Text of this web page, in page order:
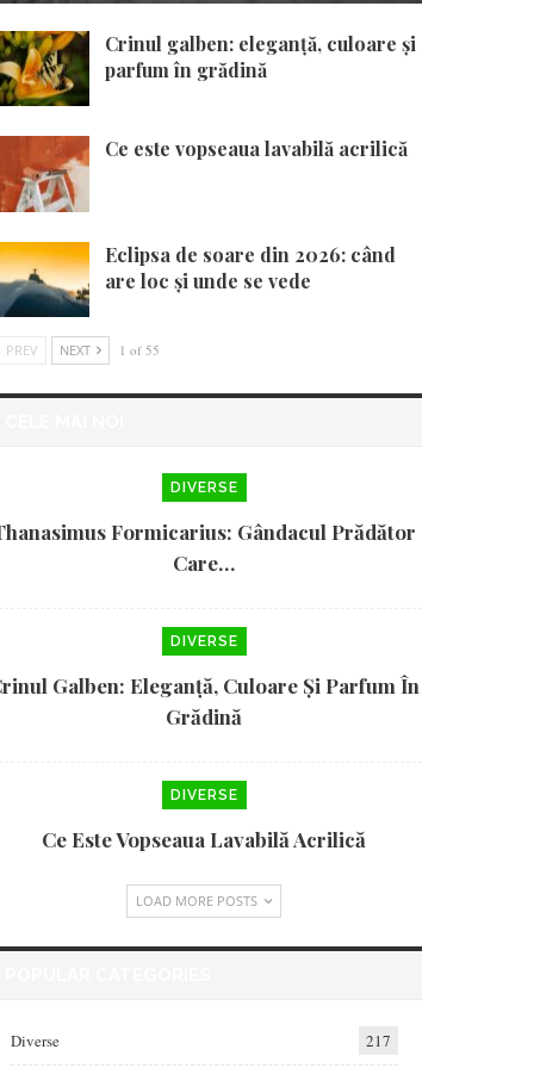
Crinul galben: eleganță, culoare și
parfum în grădină
Ce este vopseaua lavabilă acrilică
Eclipsa de soare din 2026: când
are loc și unde se vede
PREV NEXT 1 of 55
DIVERSE
Formicarius: Gândacul Prădător
Care…
DIVERSE
Galben: Eleganță, Culoare Și Parfum În
Grădină
DIVERSE
Ce Este Vopseaua Lavabilă Acrilică
LOAD MORE POSTS
Diverse 217